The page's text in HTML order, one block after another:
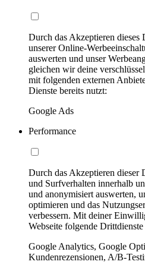
Durch das Akzeptieren
unserer Online-
auswerten und unser
gleichen wir deine
mit folgenden externen
Dienste bereits nutzt:
Google Ads
Performance
Durch das Akzeptieren
und Surfverhalten innerhalb
und anonymisiert auswerten,
optimieren und das
verbessern. Mit deiner
Webseite folgende Drittdienste
Google Analytics, Google
Kundenrezensionen, A/B-